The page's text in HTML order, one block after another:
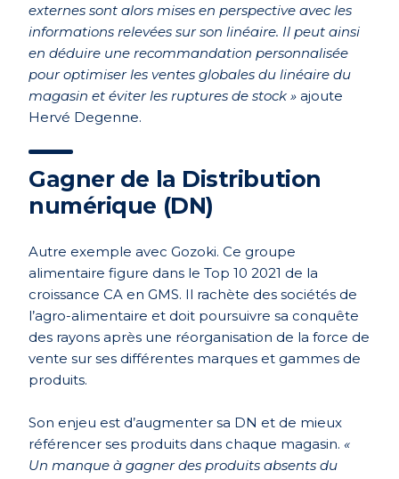
externes sont alors mises en perspective avec les
informations relevées sur son linéaire. Il peut ainsi
en déduire une recommandation personnalisée
pour optimiser les ventes globales du linéaire du
magasin et éviter les ruptures de stock » ajoute
Hervé Degenne.
Gagner de la Distribution
numérique (DN)
Autre exemple avec Gozoki. Ce groupe
alimentaire figure dans le Top 10 2021 de la
croissance CA en GMS. Il rachète des sociétés de
l’agro-alimentaire et doit poursuivre sa conquête
des rayons après une réorganisation de la force de
vente sur ses différentes marques et gammes de
produits.
Son enjeu est d’augmenter sa DN et de mieux
référencer ses produits dans chaque magasin. «
Un manque à gagner des produits absents du